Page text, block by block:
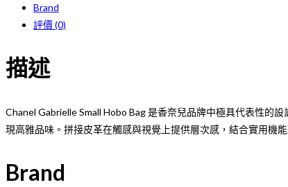
Brand
評價 (0)
描述
Chanel Gabrielle Small Hobo Bag 是香奈兒品牌中極具代表性的
現高雅品味。拼接皮革在觸感與視覺上提供層次感，結合實用機
Brand